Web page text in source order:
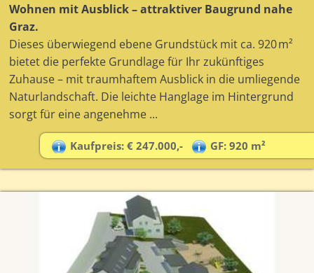
Wohnen mit Ausblick – attraktiver Baugrund nahe
Graz.
Dieses überwiegend ebene Grundstück mit ca. 920 m²
bietet die perfekte Grundlage für Ihr zukünftiges
Zuhause – mit traumhaftem Ausblick in die umliegende
Naturlandschaft. Die leichte Hanglage im Hintergrund
sorgt für eine angenehme ...
Kaufpreis: € 247.000,- GF: 920 m²